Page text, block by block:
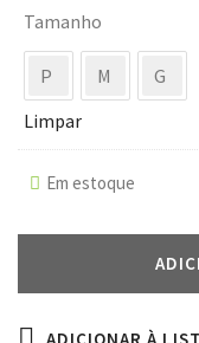
Tamanho
P M
G
Limpar
Em estoque